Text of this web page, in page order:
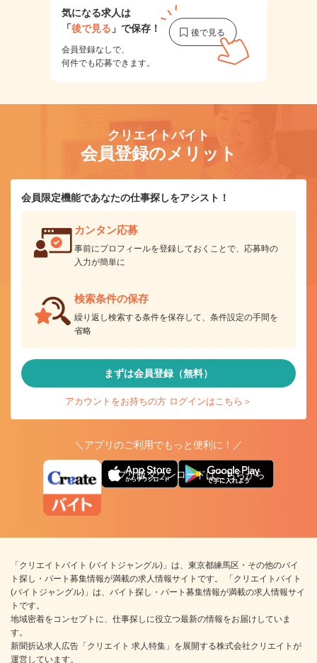
気になる求人は
「後で見る 」で保存！
会員登録なしで、
何件でも応募できます。
クリエイトバイト
会員登録のメリット
会員限定機能であなたの仕事探しをアシスト！
カンタン応募
事前にプロフィールを登録しておくことで、応募時の
入力が簡単に
検索条件の保存
繰り返し検索する条件を保存して、条件設定の手間を
省略
まずは会員登録（無料）
アカウントをお持ちの方 ログインはこちら＞
＼アプリのご利用でもっと便利に！／
アプリ版ダウンロードはこちらから
「クリエイトバイト (バイトジャングル)」は、東京都練馬区・その他のバイ
ト探し・パート募集情報が満載の求人情報サイトです。 「クリエイトバイト
(バイトジャングル)」は、バイト探し・パート募集情報が満載の求人情報サイ
トです。
地域密着をコンセプトに、仕事探しに役立つ最新の情報をお届けしていま
す。
新聞折込求人広告「クリエイト 求人特集」を展開する株式会社クリエイトが
運営しています。